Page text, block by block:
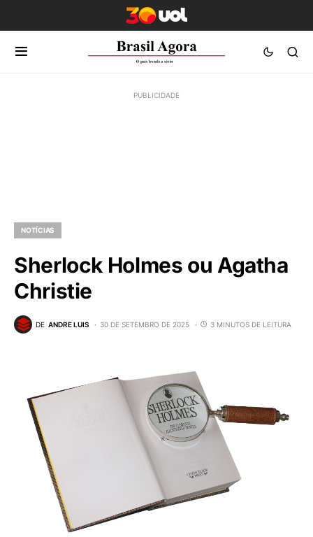
NOTÍCIAS
Sherlock Holmes ou Agatha
Christie
DE ANDRE LUIS 30 DE SETEMBRO DE 2025 3 MINUTOS DE LEITURA